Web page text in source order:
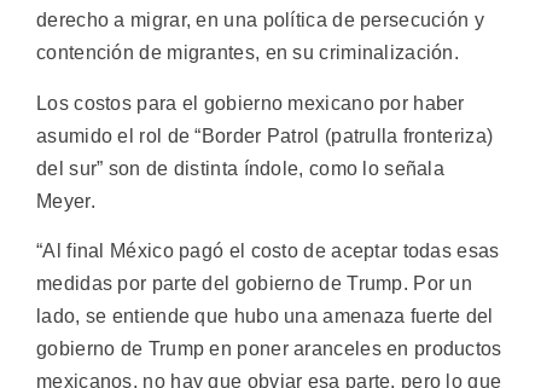
derecho a migrar, en una política de persecución y
contención de migrantes, en su criminalización.
Los costos para el gobierno mexicano por haber
asumido el rol de “Border Patrol (patrulla fronteriza)
del sur” son de distinta índole, como lo señala
Meyer.
“Al final México pagó el costo de aceptar todas esas
medidas por parte del gobierno de Trump. Por un
lado, se entiende que hubo una amenaza fuerte del
gobierno de Trump en poner aranceles en productos
mexicanos, no hay que obviar esa parte, pero lo que